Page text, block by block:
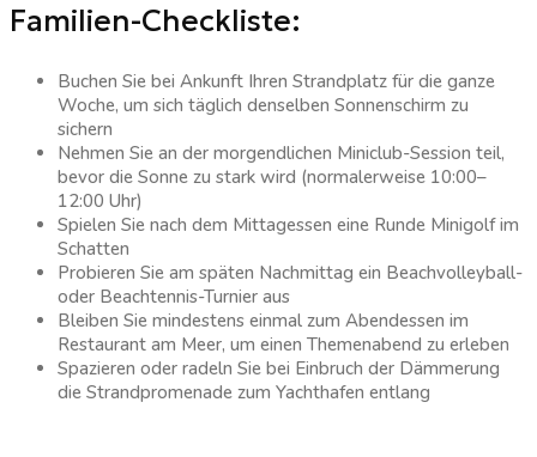
Familien-Checkliste:
Buchen Sie bei Ankunft Ihren Strandplatz für die ganze
Woche, um sich täglich denselben Sonnenschirm zu
sichern
Nehmen Sie an der morgendlichen Miniclub-Session teil,
bevor die Sonne zu stark wird (normalerweise 10:00–
12:00 Uhr)
Spielen Sie nach dem Mittagessen eine Runde Minigolf im
Schatten
Probieren Sie am späten Nachmittag ein Beachvolleyball-
oder Beachtennis-Turnier aus
Bleiben Sie mindestens einmal zum Abendessen im
Restaurant am Meer, um einen Themenabend zu erleben
Spazieren oder radeln Sie bei Einbruch der Dämmerung
die Strandpromenade zum Yachthafen entlang